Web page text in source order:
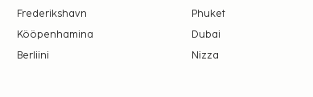
Frederikshavn
Phuket
Kööpenhamina
Dubai
Berliini
Nizza